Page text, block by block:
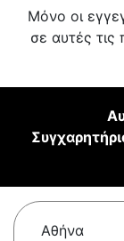
Μόνο οι
σε αυτές τις
Αθήνα